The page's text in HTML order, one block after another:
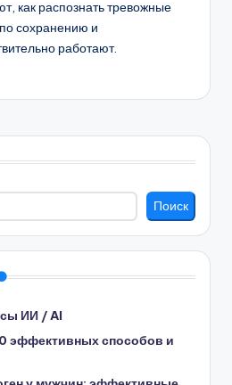
как распознать тревожные
сохранению и
работают.
Поиск
ИИ / AI
эффективных способов и